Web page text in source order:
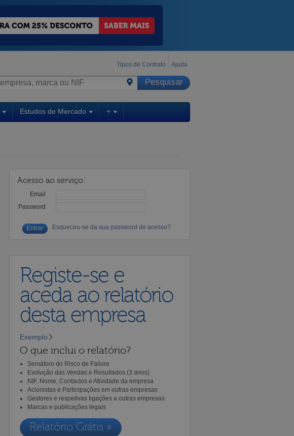
Tipos de Contrato Ajuda
Estudos de Mercado +
Acesso ao serviço:
Email
Password
Esqueceu-se da sua password de acesso?
Registe-se e
aceda ao relatório
desta empresa
Exemplo
O que inclui o relatório?
Semáforo do Risco de Failure
Evolução das Vendas e Resultados (3 anos)
NIF, Nome, Contactos e Atividade da empresa
Acionistas e Participações em outras empresas
Gestores e respetivas ligações a outras empresas
Marcas e publicações legais
Relatório Grátis »